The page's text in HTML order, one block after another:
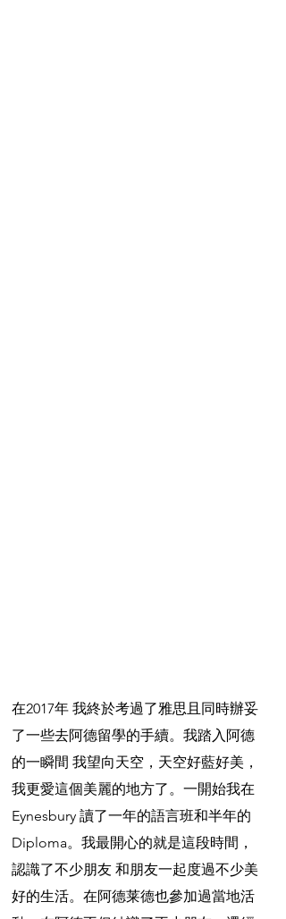
在2017年 我終於考過了雅思且同時辦妥
了一些去阿德留學的手續。我踏入阿德
的一瞬間 我望向天空，天空好藍好美，
我更愛這個美麗的地方了。一開始我在
Eynesbury 讀了一年的語言班和半年的
Diploma。我最開心的就是這段時間，
認識了不少朋友 和朋友一起度過不少美
好的生活。在阿德莱德也參加過當地活